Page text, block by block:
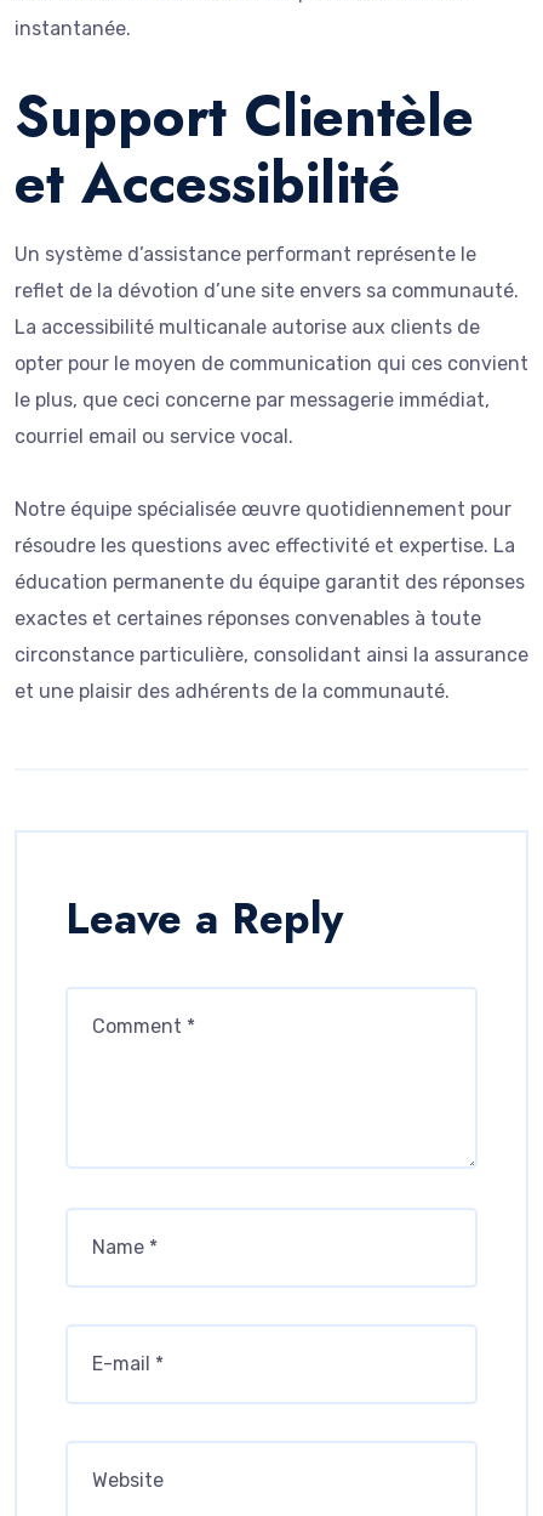
instantanée.
Support Clientèle
et Accessibilité
Un système d’assistance performant représente le
reflet de la dévotion d’une site envers sa communauté.
La accessibilité multicanale autorise aux clients de
opter pour le moyen de communication qui ces convient
le plus, que ceci concerne par messagerie immédiat,
courriel email ou service vocal.
Notre équipe spécialisée œuvre quotidiennement pour
résoudre les questions avec effectivité et expertise. La
éducation permanente du équipe garantit des réponses
exactes et certaines réponses convenables à toute
circonstance particulière, consolidant ainsi la assurance
et une plaisir des adhérents de la communauté.
Leave a Reply